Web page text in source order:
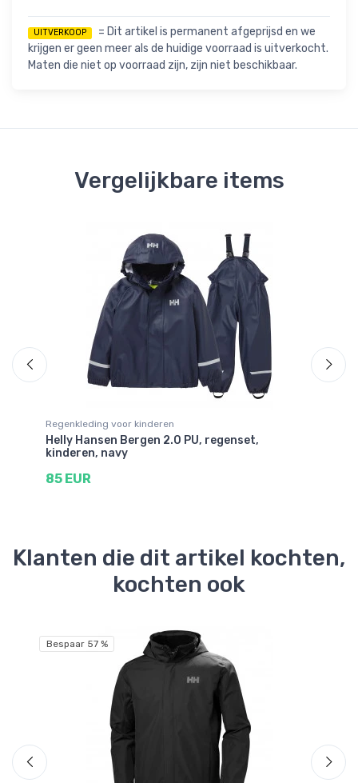
UITVERKOOP
= Dit artikel is permanent afgeprijsd en we
krijgen er geen meer als de huidige voorraad is uitverkocht.
Maten die niet op voorraad zijn, zijn niet beschikbaar.
Vergelijkbare items
Regenkleding voor kinderen
Helly Hansen Bergen 2.0 PU, regenset,
kinderen, navy
85 EUR
Klanten die dit artikel kochten,
kochten ook
Bespaar 57 %